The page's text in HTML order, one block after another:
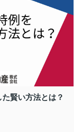
賢い方法とは？